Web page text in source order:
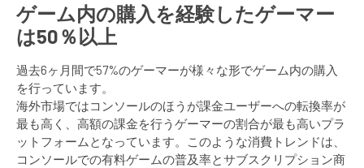
ゲーム内の購入を経験したゲーマー
は50％以上
過去6ヶ月間で57%のゲーマーが様々な形でゲーム内の購入
を行っています。
海外市場ではコンソールのほうが課金ユーザーへの転換率が
最も高く、高額の課金を行うゲーマーの割合が最も高いプラ
ットフォームとなっています。このような消費トレンドは、
コンソールでの有料ゲームの普及率とサブスクリプション商